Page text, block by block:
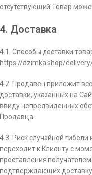
отсутствующий Товар
4. Доставка
4.1. Способы доставки
https://azimka.shop/
4.2. Продавец приложит
доставки, указанных на
ввиду непредвиденных
Продавца.
4.3. Риск случайной
переходит к Клиенту с
проставления
подтверждающих доставку